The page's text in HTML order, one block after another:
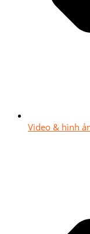
Video & hình